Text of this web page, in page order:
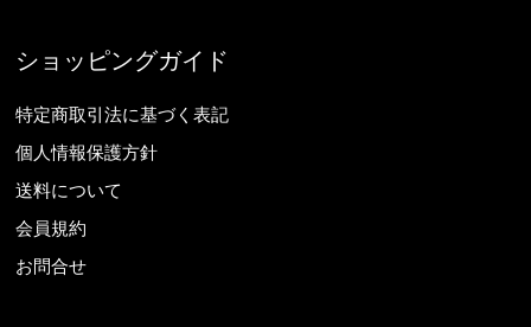
ショッピングガイド
特定商取引法に基づく表記
個人情報保護方針
送料について
会員規約
お問合せ